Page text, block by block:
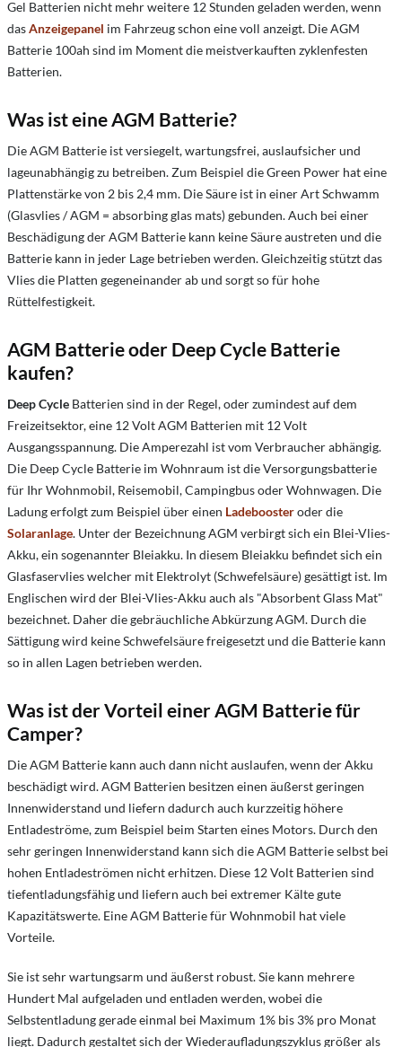
Gel Batterien nicht mehr weitere 12 Stunden geladen werden, wenn
dasAnzeigepanel im Fahrzeug schon eine voll anzeigt. Die AGM
Batterie 100ah sind im Moment die meistverkauften zyklenfesten
Batterien.
Was ist eine AGM Batterie?
Die AGM Batterie ist versiegelt, wartungsfrei, auslaufsicher und
lageunabhängig zu betreiben. Zum Beispiel die Green Power hat eine
Plattenstärke von 2 bis 2,4 mm. Die Säure ist in einer Art Schwamm
(Glasvlies / AGM = absorbing glas mats) gebunden. Auch bei einer
Beschädigung der AGM Batterie kann keine Säure austreten und die
Batterie kann in jeder Lage betrieben werden. Gleichzeitig stützt das
Vlies die Platten gegeneinander ab und sorgt so für hohe
Rüttelfestigkeit.
AGM Batterie oder Deep Cycle Batterie
kaufen?
Deep Cycle Batterien sind in der Regel, oder zumindest auf dem
Freizeitsektor, eine 12 Volt AGM Batterien mit 12 Volt
Ausgangsspannung. Die Amperezahl ist vom Verbraucher abhängig.
Die Deep Cycle Batterie im Wohnraum ist die Versorgungsbatterie
für Ihr Wohnmobil, Reisemobil, Campingbus oder Wohnwagen. Die
Ladung erfolgt zum Beispiel über einen Ladeboosteroder die
Solaranlage. Unter der Bezeichnung AGM verbirgt sich ein Blei-Vlies-
Akku, ein sogenannter Bleiakku. In diesem Bleiakku befindet sich ein
Glasfaservlies welcher mit Elektrolyt (Schwefelsäure) gesättigt ist. Im
Englischen wird der Blei-Vlies-Akku auch als "Absorbent Glass Mat"
bezeichnet. Daher die gebräuchliche Abkürzung AGM. Durch die
Sättigung wird keine Schwefelsäure freigesetzt und die Batterie kann
so in allen Lagen betrieben werden.
Was ist der Vorteil einer AGM Batterie für
Camper?
Die AGM Batterie kann auch dann nicht auslaufen, wenn der Akku
beschädigt wird. AGM Batterien besitzen einen äußerst geringen
Innenwiderstand und liefern dadurch auch kurzzeitig höhere
Entladeströme, zum Beispiel beim Starten eines Motors. Durch den
sehr geringen Innenwiderstand kann sich die AGM Batterie selbst bei
hohen Entladeströmen nicht erhitzen. Diese 12 Volt Batterien sind
tiefentladungsfähig und liefern auch bei extremer Kälte gute
Kapazitätswerte. Eine AGM Batterie für Wohnmobil hat viele
Vorteile.
Sie ist sehr wartungsarm und äußerst robust. Sie kann mehrere
Hundert Mal aufgeladen und entladen werden, wobei die
Selbstentladung gerade einmal bei Maximum 1% bis 3% pro Monat
liegt. Dadurch gestaltet sich der Wiederaufladungszyklus größer als